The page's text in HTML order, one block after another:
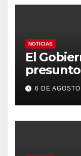
NOTICIAS
El
con
final del
«Tiene
6 DE